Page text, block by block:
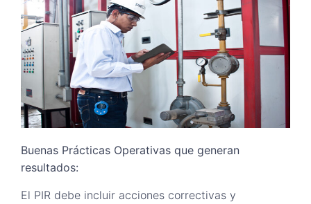
Buenas Prácticas Operativas que generan
resultados:
El PIR debe incluir acciones correctivas y